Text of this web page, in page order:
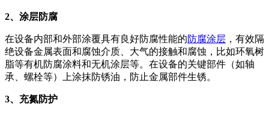
2、涂层防腐
在设备内部和外部涂覆具有良好防腐性能的防腐涂层 ，有效隔
绝设备金属表面和腐蚀介质、大气的接触和腐蚀，比如环氧树
脂等有机防腐涂料和无机涂层等。在设备的关键部件（如轴
承、螺栓等）上涂抹防锈油，防止金属部件生锈。
3、充氮防护